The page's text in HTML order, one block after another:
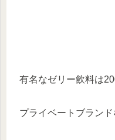
有名なゼリー飲料は
プライベートブラン